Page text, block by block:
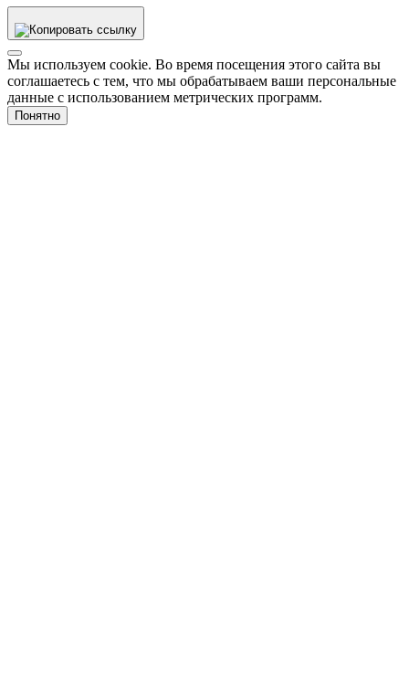
Мы используем cookie. Во время посещения этого сайта вы
соглашаетесь с тем, что мы обрабатываем ваши персональные
данные с использованием метрических программ.
Понятно